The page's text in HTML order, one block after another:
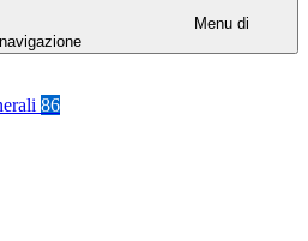
Menu di
navigazione
86